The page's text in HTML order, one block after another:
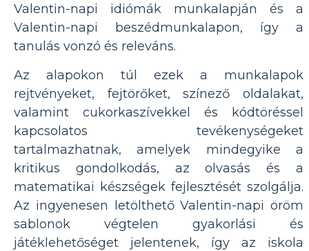
Valentin-napi idiómák munkalapján és a
Valentin-napi beszédmunkalapon, így a
tanulás vonzó és releváns.
Az alapokon túl ezek a munkalapok
rejtvényeket, fejtörőket, színező oldalakat,
valamint cukorkaszívekkel és kódtöréssel
kapcsolatos tevékenységeket
tartalmazhatnak, amelyek mindegyike a
kritikus gondolkodás, az olvasás és a
matematikai készségek fejlesztését szolgálja.
Az ingyenesen letölthető Valentin-napi öröm
sablonok végtelen gyakorlási és
játéklehetőséget jelentenek, így az iskola